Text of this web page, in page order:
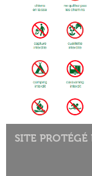
SITE PROTÉGÉ